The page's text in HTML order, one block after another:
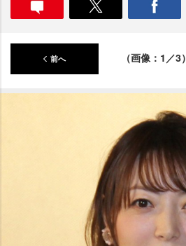
前へ （画像：1／3）